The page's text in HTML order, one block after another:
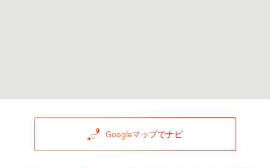
Googleマップでナビ